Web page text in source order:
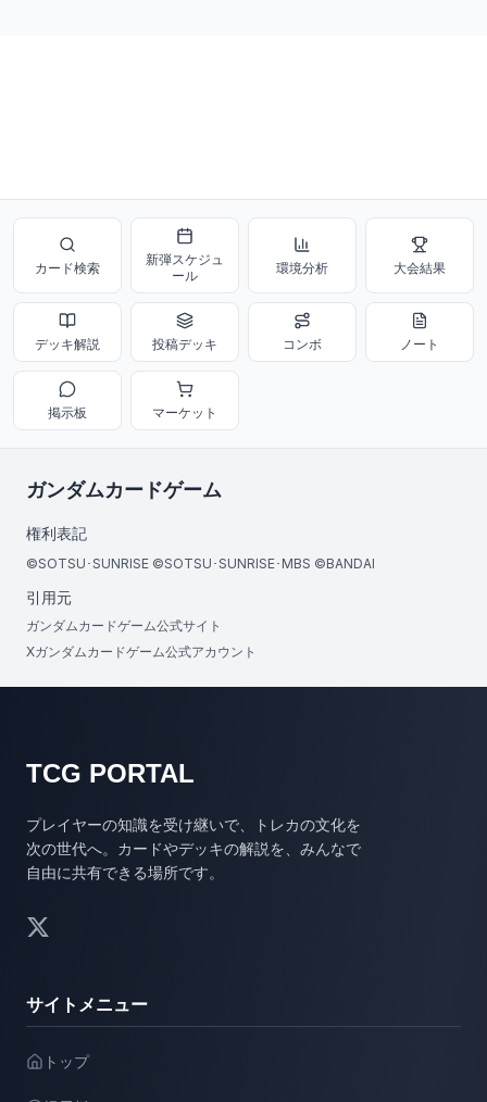
カード検索
新弾スケジュ
ール
環境分析 大会結果
デッキ解説 投稿デッキ コンボ ノート
掲示板 マーケット
ガンダムカードゲーム
権利表記
©SOTSU･SUNRISE ©SOTSU･SUNRISE･MBS ©BANDAI
引用元
ガンダムカードゲーム公式サイト
Xガンダムカードゲーム公式アカウント
TCG PORTAL
プレイヤーの知識を受け継いで、トレカの文化を
次の世代へ。カードやデッキの解説を、みんなで
自由に共有できる場所です。
サイトメニュー
トップ